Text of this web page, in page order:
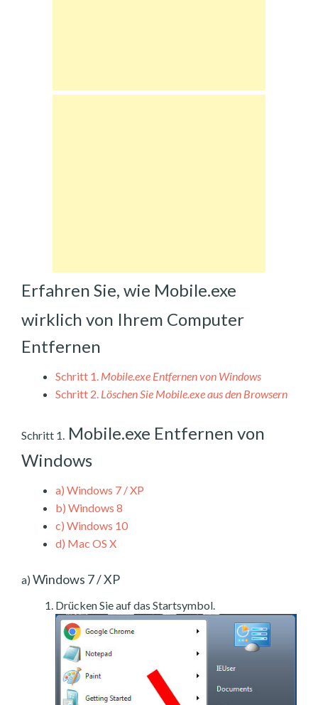
Erfahren Sie, wie Mobile.exe
wirklich von Ihrem Computer
Entfernen
Schritt 1. Mobile.exe Entfernen von Windows
Schritt 2. Löschen Sie Mobile.exe aus den Browsern
Schritt 1. Mobile.exe Entfernen von
Windows
a) Windows 7 / XP
b) Windows 8
c) Windows 10
d) Mac OS X
a) Windows 7 / XP
Drücken Sie auf das Startsymbol.